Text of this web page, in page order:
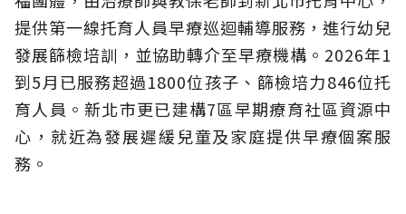
提供第一線托育人員早療巡迴輔導服務，進行幼兒
發展篩檢培訓，並協助轉介至早療機構。2026年1
到5月已服務超過1800位孩子、篩檢培力846位托
育人員。新北市更已建構7區早期療育社區資源中
心，就近為發展遲緩兒童及家庭提供早療個案服
務。